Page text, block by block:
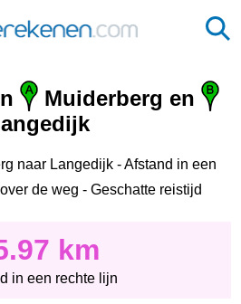
Muiderberg en
naar Langedijk - Afstand in een
de weg - Geschatte reistijd
km
in een rechte lijn